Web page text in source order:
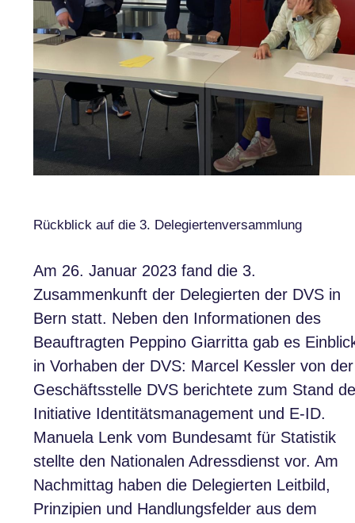
Rückblick auf die 3. Delegiertenversammlung
Am 26. Januar 2023 fand die 3.
Zusammenkunft der Delegierten der DVS in
Bern statt. Neben den Informationen des
Beauftragten Peppino Giarritta gab es
in Vorhaben der DVS: Marcel Kessler von der
Geschäftsstelle DVS berichtete zum Stand
Initiative Identitätsmanagement und E-ID.
Manuela Lenk vom Bundesamt für Statistik
stellte den Nationalen Adressdienst vor. Am
Nachmittag haben die Delegierten Leitbild,
Prinzipien und Handlungsfelder aus dem